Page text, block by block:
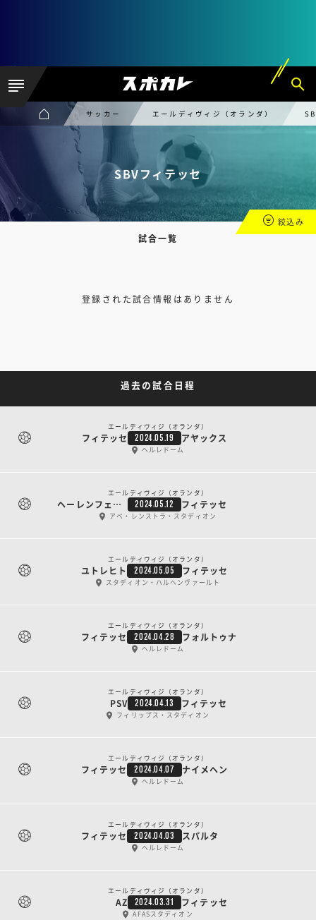
サッカー エールディヴィジ（オランダ）
SBVフィテッセ
試合一覧
絞込み
登録された試合情報はありません
過去の試合日程
エールディヴィジ（オランダ）
フィテッセ 2024.05.19 アヤックス
ヘルレドーム
エールディヴィジ（オランダ）
ヘーレンフェーン 2024.05.12 フィテッセ
アベ・レンストラ・スタディオン
エールディヴィジ（オランダ）
ユトレヒト 2024.05.05 フィテッセ
スタディオン・ハルヘンヴァールト
エールディヴィジ（オランダ）
フィテッセ 2024.04.28 フォルトゥナ
ヘルレドーム
エールディヴィジ（オランダ）
PSV 2024.04.13 フィテッセ
フィリップス・スタディオン
エールディヴィジ（オランダ）
フィテッセ 2024.04.07 ナイメヘン
ヘルレドーム
エールディヴィジ（オランダ）
フィテッセ 2024.04.03 スパルタ
ヘルレドーム
エールディヴィジ（オランダ）
AZ 2024.03.31 フィテッセ
AFASスタディオン